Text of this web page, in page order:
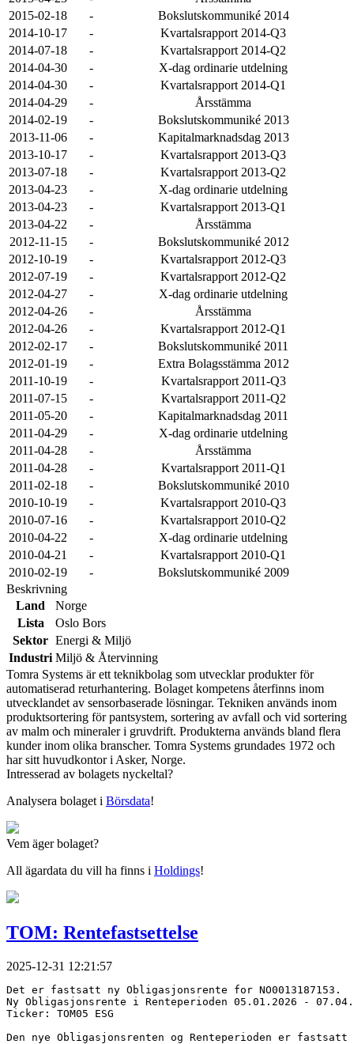
2015-02-18
-
Bokslutskommuniké 2014
2014-10-17
-
Kvartalsrapport 2014-Q3
2014-07-18
-
Kvartalsrapport 2014-Q2
2014-04-30
-
X-dag ordinarie utdelning
2014-04-30
-
Kvartalsrapport 2014-Q1
2014-04-29
-
Årsstämma
2014-02-19
-
Bokslutskommuniké 2013
2013-11-06
-
Kapitalmarknadsdag 2013
2013-10-17
-
Kvartalsrapport 2013-Q3
2013-07-18
-
Kvartalsrapport 2013-Q2
2013-04-23
-
X-dag ordinarie utdelning
2013-04-23
-
Kvartalsrapport 2013-Q1
2013-04-22
-
Årsstämma
2012-11-15
-
Bokslutskommuniké 2012
2012-10-19
-
Kvartalsrapport 2012-Q3
2012-07-19
-
Kvartalsrapport 2012-Q2
2012-04-27
-
X-dag ordinarie utdelning
2012-04-26
-
Årsstämma
2012-04-26
-
Kvartalsrapport 2012-Q1
2012-02-17
-
Bokslutskommuniké 2011
2012-01-19
-
Extra Bolagsstämma 2012
2011-10-19
-
Kvartalsrapport 2011-Q3
2011-07-15
-
Kvartalsrapport 2011-Q2
2011-05-20
-
Kapitalmarknadsdag 2011
2011-04-29
-
X-dag ordinarie utdelning
2011-04-28
-
Årsstämma
2011-04-28
-
Kvartalsrapport 2011-Q1
2011-02-18
-
Bokslutskommuniké 2010
2010-10-19
-
Kvartalsrapport 2010-Q3
2010-07-16
-
Kvartalsrapport 2010-Q2
2010-04-22
-
X-dag ordinarie utdelning
2010-04-21
-
Kvartalsrapport 2010-Q1
2010-02-19
-
Bokslutskommuniké 2009
Beskrivning
Land
Norge
Lista
Oslo Bors
Sektor Energi & Miljö
Industri Miljö & Återvinning
Tomra Systems är ett teknikbolag som utvecklar produkter för
automatiserad returhantering. Bolaget kompetens återfinns inom
utvecklandet av sensorbaserade lösningar. Tekniken används inom
produktsortering för pantsystem, sortering av avfall och vid sortering
av malm och mineraler i gruvdrift. Produkterna används bland flera
kunder inom olika branscher. Tomra Systems grundades 1972 och
har sitt huvudkontor i Asker, Norge.
Intresserad av bolagets nyckeltal?
Analysera bolaget i Börsdata!
Vem äger bolaget?
All ägardata du vill ha finns i Holdings!
TOM: Rentefastsettelse
2025-12-31 12:21:57
Det er fastsatt ny Obligasjonsrente for NO0013187153.
Ny Obligasjonsrente i Renteperioden 05.01.2026 -
Ticker: TOM05 ESG
Den nye Obligasjonsrenten og Renteperioden er